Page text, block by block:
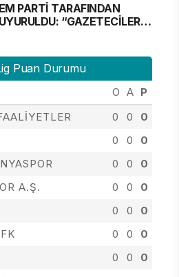
PARTİ TARAFINDAN
“GAZETECİLER
Puan Durumu
O A P
0 0
0
0 0
0
0 0
0
A.Ş.
0 0
0
0 0
0
0 0
0
0 0
0